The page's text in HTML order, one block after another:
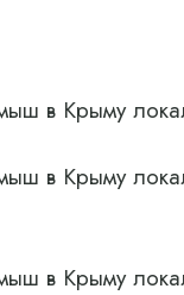
в Крыму
в Крыму
в Крыму